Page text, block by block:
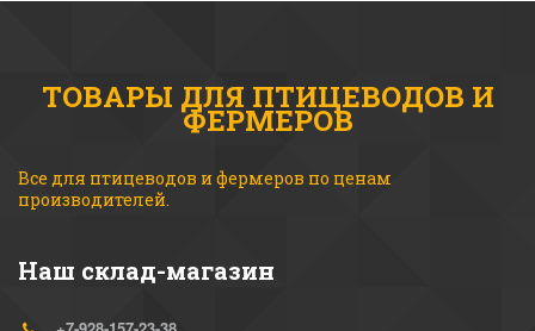
ТОВАРЫ ДЛЯ ПТИЦЕВОДОВ И
ФЕРМЕРОВ
Все для птицеводов и фермеров по ценам
производителей.
Наш склад-магазин